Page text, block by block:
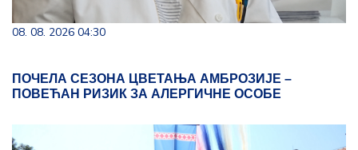
08. 08. 2026 04:30
ПОЧЕЛА СЕЗОНА ЦВЕТАЊА АМБРОЗИЈЕ –
ПОВЕЋАН РИЗИК ЗА АЛЕРГИЧНЕ ОСОБЕ